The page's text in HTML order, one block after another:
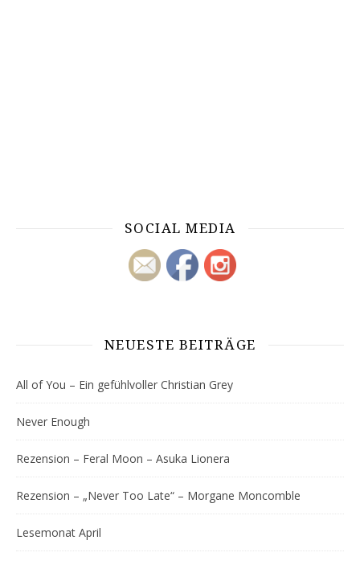
SOCIAL MEDIA
NEUESTE BEITRÄGE
All of You – Ein gefühlvoller Christian Grey
Never Enough
Rezension – Feral Moon – Asuka Lionera
Rezension – „Never Too Late“ – Morgane Moncomble
Lesemonat April